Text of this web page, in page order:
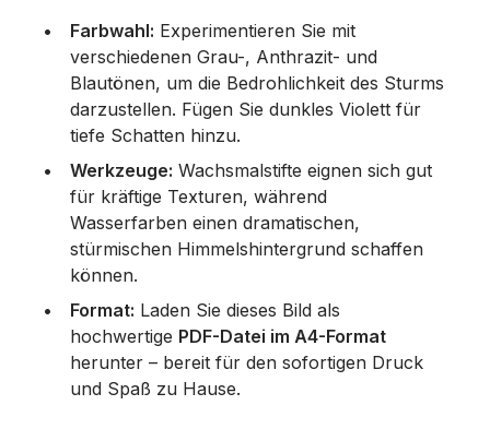
Farbwahl: Experimentieren Sie mit
verschiedenen Grau-, Anthrazit- und
Blautönen, um die Bedrohlichkeit des Sturms
darzustellen. Fügen Sie dunkles Violett für
tiefe Schatten hinzu.
Werkzeuge: Wachsmalstifte eignen sich gut
für kräftige Texturen, während
Wasserfarben einen dramatischen,
stürmischen Himmelshintergrund schaffen
können.
Format: Laden Sie dieses Bild als
hochwertige PDF-Datei im A4-Format
herunter – bereit für den sofortigen Druck
und Spaß zu Hause.